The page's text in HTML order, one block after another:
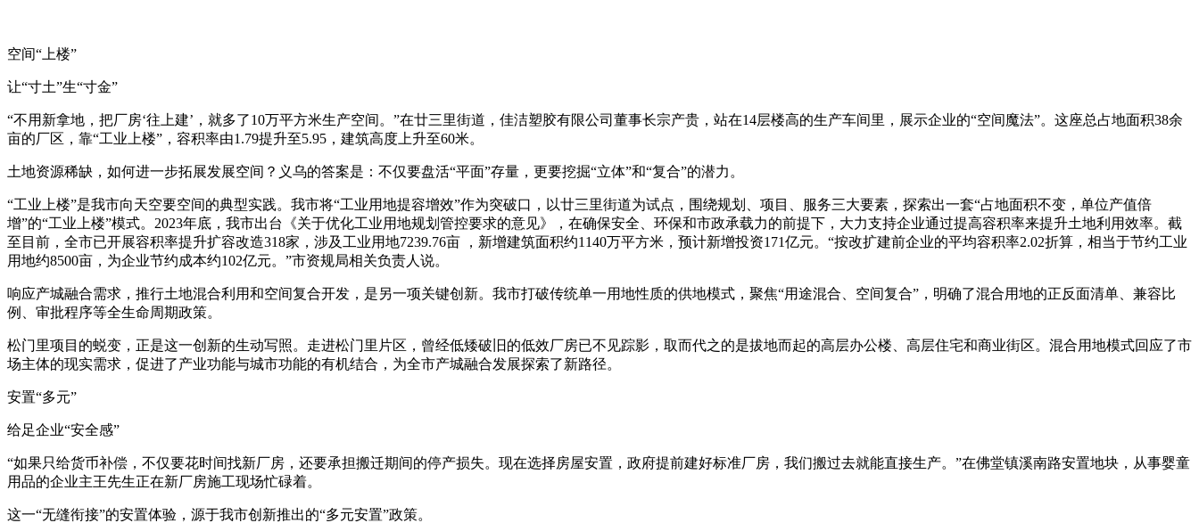
空间“上楼”
让“寸土”生“寸金”
“不用新拿地，把厂房‘往上建’，就多了10万平方米生产空间。”在廿三里街道，佳洁塑胶有限公司董事长宗产贵，站在14层楼高的生产车间里，展示企业的“空间魔法”。这座总占地面积38余
亩的厂区，靠“工业上楼”，容积率由1.79提升至5.95，建筑高度上升至60米。
土地资源稀缺，如何进一步拓展发展空间？义乌的答案是：不仅要盘活“平面”存量，更要挖掘“立体”和“复合”的潜力。
“工业上楼”是我市向天空要空间的典型实践。我市将“工业用地提容增效”作为突破口，以廿三里街道为试点，围绕规划、项目、服务三大要素，探索出一套“占地面积不变，单位产值倍
增”的“工业上楼”模式。2023年底，我市出台《关于优化工业用地规划管控要求的意见》，在确保安全、环保和市政承载力的前提下，大力支持企业通过提高容积率来提升土地利用效率。截
至目前，全市已开展容积率提升扩容改造318家，涉及工业用地7239.76亩 ，新增建筑面积约1140万平方米，预计新增投资171亿元。“按改扩建前企业的平均容积率2.02折算，相当于节约工业
用地约8500亩，为企业节约成本约102亿元。”市资规局相关负责人说。
响应产城融合需求，推行土地混合利用和空间复合开发，是另一项关键创新。我市打破传统单一用地性质的供地模式，聚焦“用途混合、空间复合”，明确了混合用地的正反面清单、兼容比
例、审批程序等全生命周期政策。
松门里项目的蜕变，正是这一创新的生动写照。走进松门里片区，曾经低矮破旧的低效厂房已不见踪影，取而代之的是拔地而起的高层办公楼、高层住宅和商业街区。混合用地模式回应了市
场主体的现实需求，促进了产业功能与城市功能的有机结合，为全市产城融合发展探索了新路径。
安置“多元”
给足企业“安全感”
“如果只给货币补偿，不仅要花时间找新厂房，还要承担搬迁期间的停产损失。现在选择房屋安置，政府提前建好标准厂房，我们搬过去就能直接生产。”在佛堂镇溪南路安置地块，从事婴童
用品的企业主王先生正在新厂房施工现场忙碌着。
这一“无缝衔接”的安置体验，源于我市创新推出的“多元安置”政策。